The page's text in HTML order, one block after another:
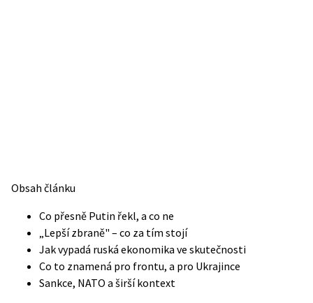
Obsah článku
Co přesně Putin řekl, a co ne
„Lepší zbraně" – co za tím stojí
Jak vypadá ruská ekonomika ve skutečnosti
Co to znamená pro frontu, a pro Ukrajince
Sankce, NATO a širší kontext